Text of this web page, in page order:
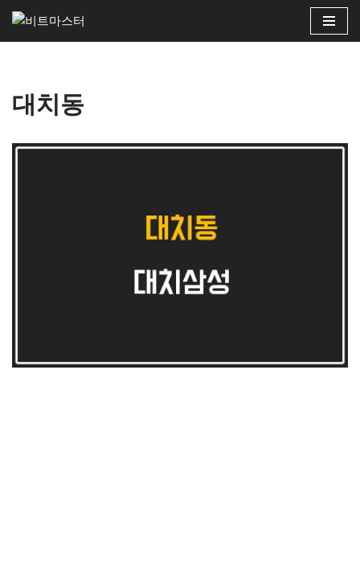
콘
로
대치동